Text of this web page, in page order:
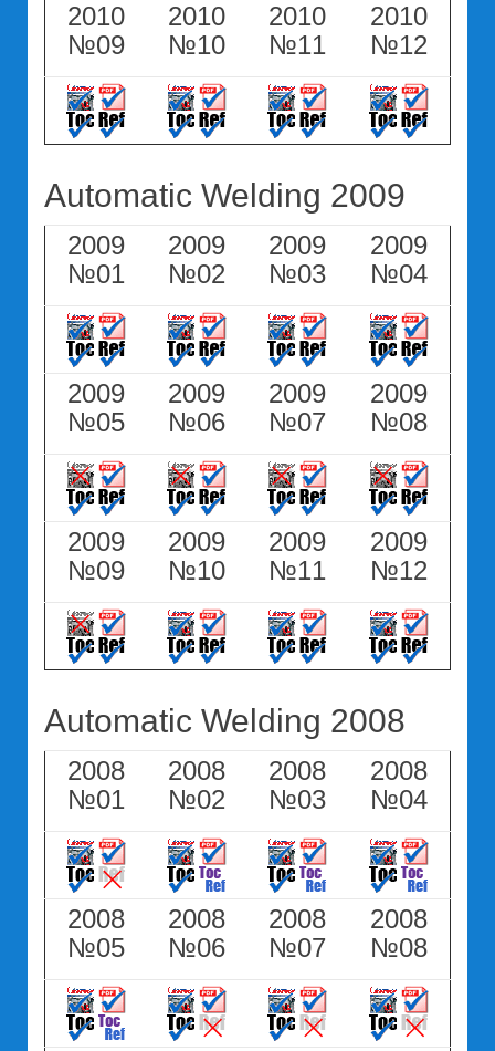
2010
№09
2010
№10
2010
№11
2010
№12
Automatic Welding 2009
2009
№01
2009
№02
2009
№03
2009
№04
2009
№05
2009
№06
2009
№07
2009
№08
2009
№09
2009
№10
2009
№11
2009
№12
Automatic Welding 2008
2008
№01
2008
№02
2008
№03
2008
№04
2008
№05
2008
№06
2008
№07
2008
№08